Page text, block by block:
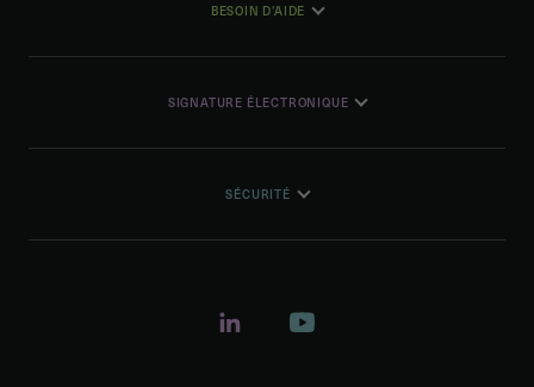
BESOIN D'AIDE
SIGNATURE ÉLECTRONIQUE
SÉCURITÉ